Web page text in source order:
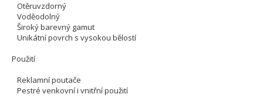
Otěruvzdorný
Voděodolný
Široký barevný gamut
Unikátní povrch s vysokou bělostí
Použití
Reklamní poutače
Pestré venkovní i vnitřní použití